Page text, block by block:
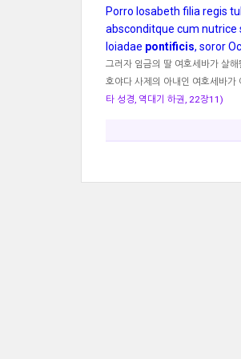
Porro Iosabeth filia regis
absconditque cum nutrice
Ioiadae pontificis, soror
그러자 임금의 딸 여호세바가 살
호야다 사제의 아내인 여호세바가
타 성경, 역대기 하권, 22장11)